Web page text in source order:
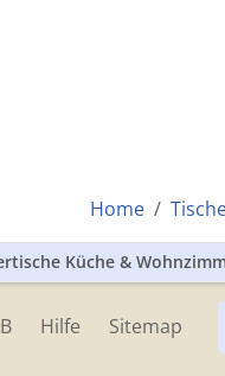
Home
Küche &
Hilfe Sitemap